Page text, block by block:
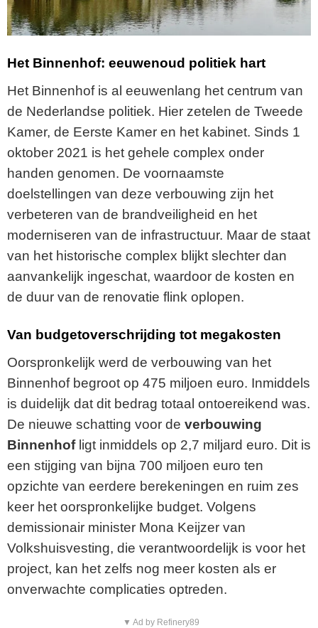
Het Binnenhof: eeuwenoud politiek hart
Het Binnenhof is al eeuwenlang het centrum van
de Nederlandse politiek. Hier zetelen de Tweede
Kamer, de Eerste Kamer en het kabinet. Sinds 1
oktober 2021 is het gehele complex onder
handen genomen. De voornaamste
doelstellingen van deze verbouwing zijn het
verbeteren van de brandveiligheid en het
moderniseren van de infrastructuur. Maar de staat
van het historische complex blijkt slechter dan
aanvankelijk ingeschat, waardoor de kosten en
de duur van de renovatie flink oplopen.
Van budgetoverschrijding tot megakosten
Oorspronkelijk werd de verbouwing van het
Binnenhof begroot op 475 miljoen euro. Inmiddels
is duidelijk dat dit bedrag totaal ontoereikend was.
De nieuwe schatting voor de verbouwing
Binnenhofligt inmiddels op 2,7 miljard euro. Dit is
een stijging van bijna 700 miljoen euro ten
opzichte van eerdere berekeningen en ruim zes
keer het oorspronkelijke budget. Volgens
demissionair minister Mona Keijzer van
Volkshuisvesting, die verantwoordelijk is voor het
project, kan het zelfs nog meer kosten als er
onverwachte complicaties optreden.
▼ Ad by Refinery89